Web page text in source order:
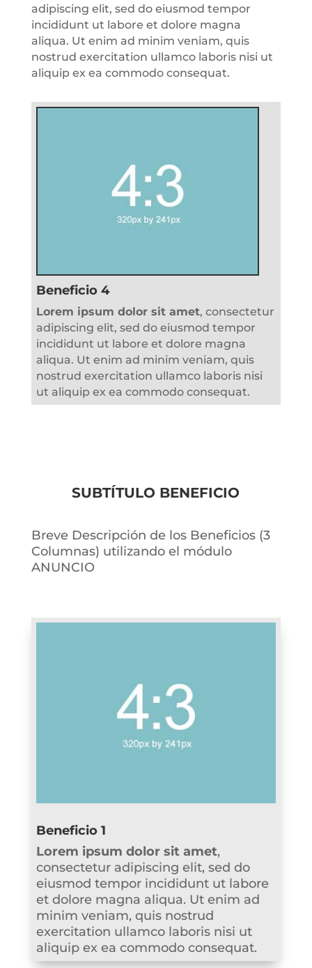
adipiscing elit, sed do eiusmod tempor
incididunt ut labore et dolore magna
aliqua. Ut enim ad minim veniam, quis
nostrud exercitation ullamco laboris nisi ut
aliquip ex ea commodo consequat.
Beneficio 4
Lorem ipsum dolor sit amet, consectetur
adipiscing elit, sed do eiusmod tempor
incididunt ut labore et dolore magna
aliqua. Ut enim ad minim veniam, quis
nostrud exercitation ullamco laboris nisi
ut aliquip ex ea commodo consequat.
SUBTÍTULO BENEFICIO
Breve Descripción de los Beneficios (3
Columnas) utilizando el módulo
ANUNCIO
Beneficio 1
Lorem ipsum dolor sit amet,
consectetur adipiscing elit, sed do
eiusmod tempor incididunt ut labore
et dolore magna aliqua. Ut enim ad
minim veniam, quis nostrud
exercitation ullamco laboris nisi ut
aliquip ex ea commodo consequat.